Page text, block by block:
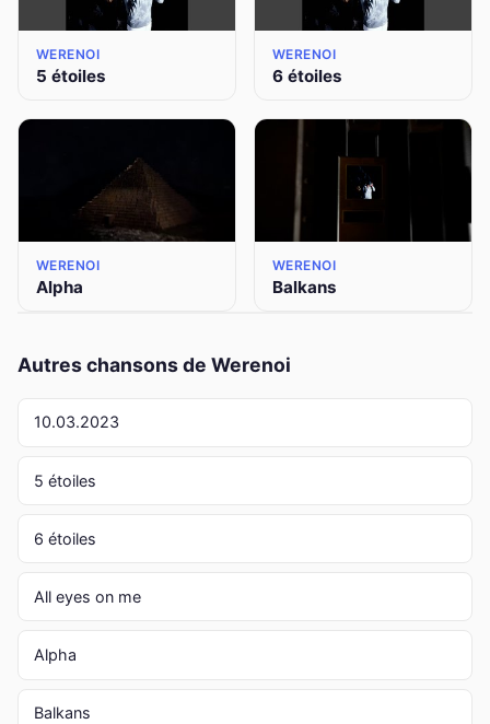
WERENOI
5 étoiles
WERENOI
6 étoiles
WERENOI
Alpha
WERENOI
Balkans
Autres chansons de Werenoi
10.03.2023
5 étoiles
6 étoiles
All eyes on me
Alpha
Balkans